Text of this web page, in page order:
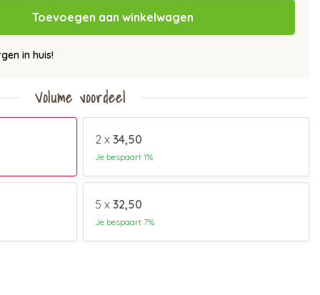
Toevoegen aan winkelwagen
in huis!
Volume voordeel
2 x 34,50
Je bespaart 1%
5 x 32,50
Je bespaart 7%